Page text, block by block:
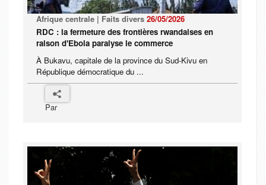
Afrique centrale | Faits divers 26/05/2026
RDC : la fermeture des frontières rwandaises en
raison d'Ebola paralyse le commerce
À Bukavu, capitale de la province du Sud-Kivu en
République démocratique du ...
Par